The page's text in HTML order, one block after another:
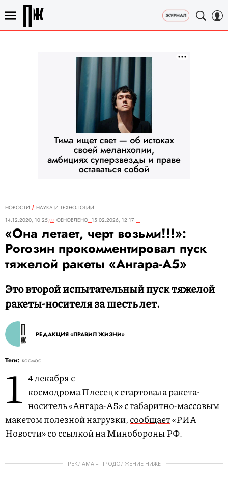
НОВОСТИ
НАУКА И ТЕХНОЛОГИИ
14.12.2020, 10:25
ОБНОВЛЕНО 15.02.2026, 12:17
«Она летает, черт возьми!!!»:
Рогозин прокомментировал пуск
тяжелой ракеты «Ангара-А5»
Это второй испытательный пуск тяжелой
ракеты-носителя за шесть лет.
РЕДАКЦИЯ «ПРАВИЛ ЖИЗНИ»
Теги: космос
1 4 декабря с
космодрома Плесецк стартовала ракета-
носитель «Ангара-А5» с габаритно-массовым
макетом полезной нагрузки,сообщает«РИА
Новости» со ссылкой на Минобороны РФ.
РЕКЛАМА – ПРОДОЛЖЕНИЕ НИЖЕ